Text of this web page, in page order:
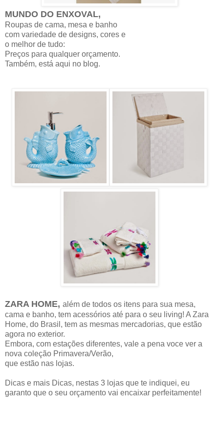
MUNDO DO ENXOVAL,
Roupas de cama, mesa e banho
com variedade de designs, cores e
o melhor de tudo:
Preços para qualquer orçamento.
Também, está aqui no blog.
ZARA HOME, além de todos os itens para sua mesa,
cama e banho, tem acessórios até para o seu living! A Zara
Home, do Brasil, tem as mesmas mercadorias, que estão
agora no exterior.
Embora, com estações diferentes, vale a pena voce ver a
nova coleção Primavera/Verão,
que estão nas lojas.
Dicas e mais Dicas, nestas 3 lojas que te indiquei, eu
garanto que o seu orçamento vai encaixar perfeitamente!